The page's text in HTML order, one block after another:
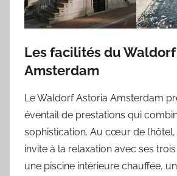
Les facilités du
Amsterdam
Le Waldorf Astoria Amsterdam
éventail de prestations qui
sophistication. Au cœur de
invite à la relaxation avec ses
une piscine intérieure chauffée,